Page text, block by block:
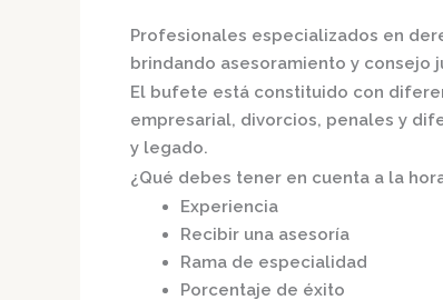
Profesionales especializados en
brindando asesoramiento y consejo
El bufete está constituido con
empresarial, divorcios, penales y
y legado.
¿Qué debes tener en cuenta a la
Experiencia
Recibir una asesoría
Rama de especialidad
Porcentaje de éxito